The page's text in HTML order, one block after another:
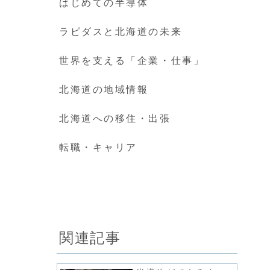
はじめての半導体
ラピダスと北海道の未来
世界を支える「企業・仕事」
北海道の地域情報
北海道への移住・出張
転職・キャリア
関連記事